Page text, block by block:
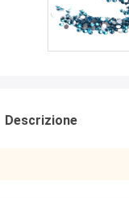
Descrizione